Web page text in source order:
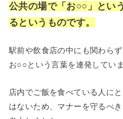
公共の場で「お○○」とい
るというものです。
駅前や飲食店の中にも関わら
お○○という言葉を連発していま
店内でご飯を食べている人に
はないため、マナーを守るべ